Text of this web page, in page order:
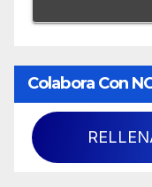
Colabora Con